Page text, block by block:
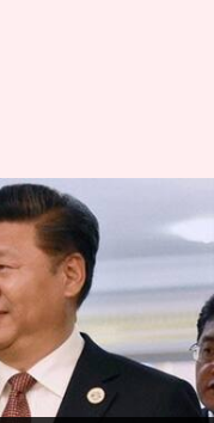
China:
చైనా 30
pm